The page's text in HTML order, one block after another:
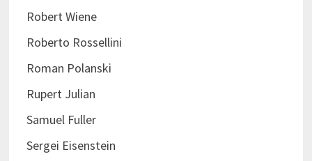
Robert Wiene
Roberto Rossellini
Roman Polanski
Rupert Julian
Samuel Fuller
Sergei Eisenstein